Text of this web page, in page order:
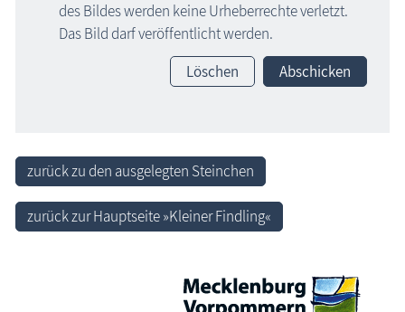
des Bildes werden keine Urheberrechte verletzt.
Das Bild darf veröffentlicht werden.
Löschen
Abschicken
zurück zu den ausgelegten Steinchen
zurück zur Hauptseite »Kleiner Findling«